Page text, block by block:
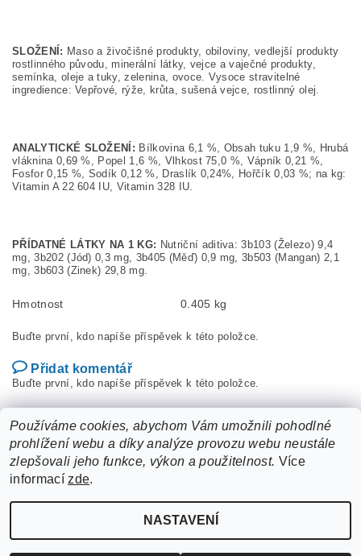
SLOŽENÍ: Maso a živočišné produkty, obiloviny, vedlejší produkty
rostlinného původu, minerální látky, vejce a vaječné produkty,
semínka, oleje a tuky, zelenina, ovoce. Vysoce stravitelné
ingredience: Vepřové, rýže, krůta, sušená vejce, rostlinný olej.
ANALYTICKÉ SLOŽENÍ: Bílkovina 6,1 %, Obsah tuku 1,9 %, Hrubá
vláknina 0,69 %, Popel 1,6 %, Vlhkost 75,0 %, Vápník 0,21 %,
Fosfor 0,15 %, Sodík 0,12 %, Draslík 0,24%, Hořčík 0,03 %; na kg:
Vitamin A 22 604 IU, Vitamin 328 IU.
PŘÍDATNÉ LÁTKY NA 1 KG: Nutriční aditiva: 3b103 (Železo) 9,4
mg, 3b202 (Jód) 0,3 mg, 3b405 (Měď) 0,9 mg, 3b503 (Mangan) 2,1
mg, 3b603 (Zinek) 29,8 mg.
Hmotnost 0.405 kg
Buďte první, kdo napíše příspěvek k této položce.
Přidat komentář
Buďte první, kdo napíše příspěvek k této položce.
2026 ©ZooLife.cz, všechna práva vyhrazenaUpravit nastavení cookies
Používáme cookies, abychom Vám umožnili pohodlné
prohlížení webu a díky analýze provozu webu neustále
zlepšovali jeho funkce, výkon a použitelnost. Více
informacízde.
NASTAVENÍ